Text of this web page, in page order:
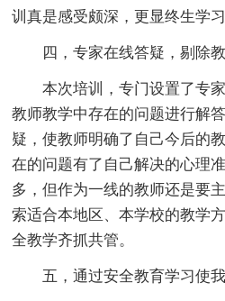
训真是感受颇深，更显终生学习
四，专家在线答疑，剔除
本次培训，专门设置了专
教师教学中存在的问题进行解
疑，使教师明确了自己今后的
在的问题有了自己解决的心理
多，但作为一线的教师还是要
索适合本地区、本学校的教学
全教学齐抓共管。
五，通过安全教育学习使